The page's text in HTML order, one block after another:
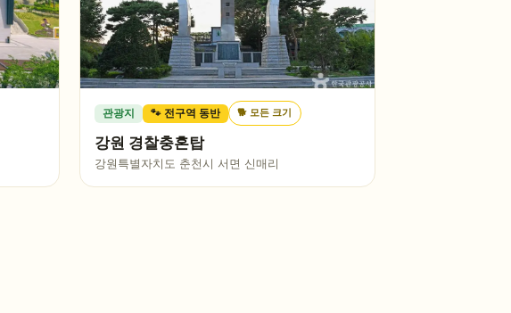
관광지 🐾 전구역 동반 🐕 모든 크기
강원 경찰충혼탑
강원특별자치도 춘천시 서면 신매리